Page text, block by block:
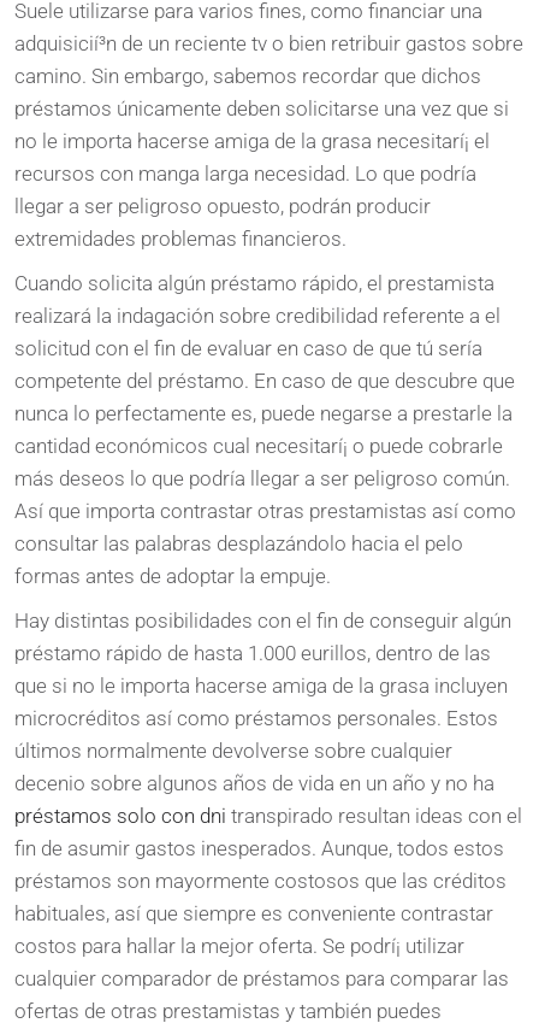
Suele utilizarse para varios fines, como financiar una
adquisicií³n de un reciente tv o bien retribuir gastos sobre
camino. Sin embargo, sabemos recordar que dichos
préstamos únicamente deben solicitarse una vez que si
no le importa hacerse amiga de la grasa necesitarí¡ el
recursos con manga larga necesidad. Lo que podrí­a
llegar a ser peligroso opuesto, podrán producir
extremidades problemas financieros.
Cuando solicita algún préstamo rápido, el prestamista
realizará la indagación sobre credibilidad referente a el
solicitud con el fin de evaluar en caso de que tú serí­a
competente del préstamo. En caso de que descubre que
nunca lo perfectamente es, puede negarse a prestarle la
cantidad económicos cual necesitarí¡ o puede cobrarle
más deseos lo que podrí­a llegar a ser peligroso común.
Así que importa contrastar otras prestamistas así­ como
consultar las palabras desplazándolo hacia el pelo
formas antes de adoptar la empuje.
Hay distintas posibilidades con el fin de conseguir algún
préstamo rápido de hasta 1.000 eurillos, dentro de las
que si no le importa hacerse amiga de la grasa incluyen
microcréditos así­ como préstamos personales. Estos
últimos normalmente devolverse sobre cualquier
decenio sobre algunos años de vida en un año y no ha
préstamos solo con dni transpirado resultan ideas con el
fin de asumir gastos inesperados. Aunque, todos estos
préstamos son mayormente costosos que las créditos
habituales, así que siempre es conveniente contrastar
costos para hallar la mejor oferta. Se podrí¡ utilizar
cualquier comparador de préstamos para comparar las
ofertas de otras prestamistas y también puedes